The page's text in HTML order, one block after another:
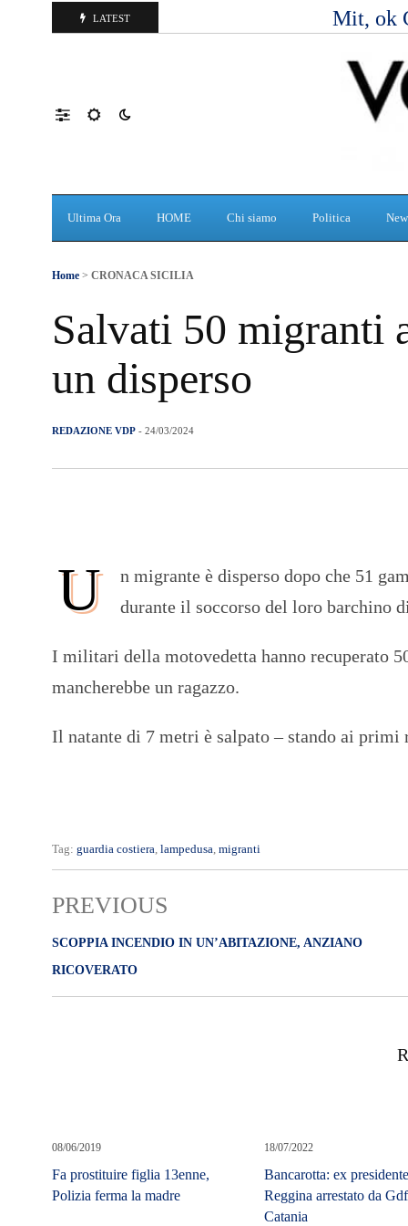
LATEST Mit, ok
Ultima Ora HOME Chi siamo Politica
Home > CRONACA SICILIA
Salvati 50 migranti
un disperso
REDAZIONE VDP - 24/03/2024
U
n migrante è disperso dopo che 51
durante il soccorso del loro barchino
I militari della motovedetta hanno recuperato
mancherebbe un ragazzo.
Il natante di 7 metri è salpato – stando ai
Tag: guardia costiera lampedusa migranti
PREVIOUS
SCOPPIA INCENDIO IN UN’ABITAZIONE, ANZIANO
RICOVERATO
08/06/2019
Fa prostituire figlia 13enne,
Polizia ferma la madre
18/07/2022
Bancarotta: ex
Reggina arrestato da Gdf
Catania